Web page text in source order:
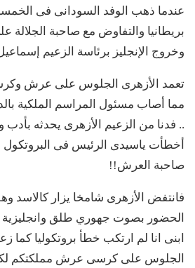
عندما ذهب الوفد السودانى فى
بريطانيا والتفاوض مع صاحبة الجلالة
وخروج الإنجليز برئاسة الزعيم
تعمد الأزهرى الجلوس على عرش
مما أصاب مسئول المراسم الملكية
.. فدنا من الزعيم الأزهرى يحدثه
أخطأت ياسيدى الرئيس فى
صاحبة العرش!!
فانتفض الأزهرى شامخا يزار كالاسد
الحضور بصوت جهوري طلق وانجليزية
ابنى انا لم ارتكب خطأ بروتكوليا
الجلوس على كرسى عرش مملكتكم